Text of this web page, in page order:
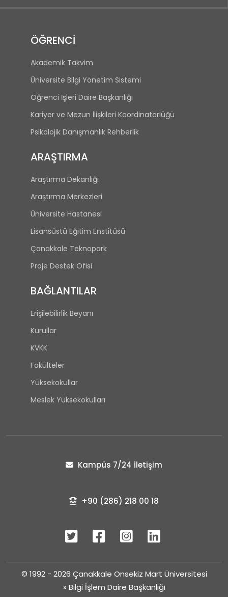
ÖĞRENCİ
Akademik Takvim
Üniversite Bilgi Yönetim Sistemi
Öğrenci İşleri Daire Başkanlığı
Kariyer ve Mezun İlişkileri Koordinatörlüğü
Psikolojik Danışmanlık Rehberlik
ARAŞTIRMA
Araştırma Dekanlığı
Araştırma Merkezleri
Üniversite Hastanesi
Lisansüstü Eğitim Enstitüsü
Çanakkale Teknopark
Proje Destek Ofisi
BAĞLANTILAR
Erişilebilirlik Beyanı
Kurullar
KVKK
Fakülteler
Yüksekokullar
Meslek Yüksekokulları
Kampüs 7/24 İletişim
+90 (286) 218 00 18
© 1992 - 2026 Çanakkale Onsekiz Mart Üniversitesi
» Bilgi İşlem Daire Başkanlığı